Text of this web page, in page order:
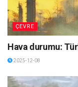
ÇEVRE
Hava durumu:
2025-12-08